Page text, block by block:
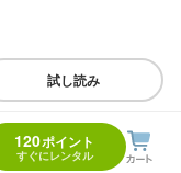
試し読み
120ポイント
すぐにレンタル